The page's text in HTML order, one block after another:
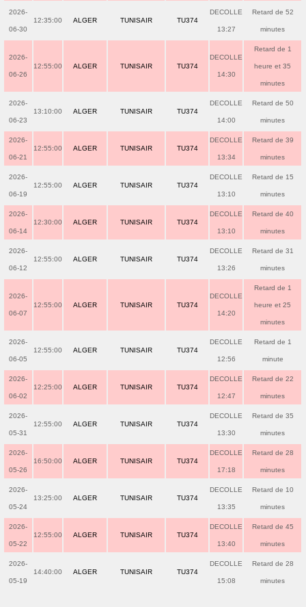
2026-
06-30
12:35:00 ALGER TUNISAIR TU374
DECOLLE
13:27
Retard de 52
minutes
2026-
06-26
12:55:00 ALGER TUNISAIR TU374
DECOLLE
14:30
Retard de 1
heure et 35
minutes
2026-
06-23
13:10:00 ALGER TUNISAIR TU374
DECOLLE
14:00
Retard de 50
minutes
2026-
06-21
12:55:00 ALGER TUNISAIR TU374
DECOLLE
13:34
Retard de 39
minutes
2026-
06-19
12:55:00 ALGER TUNISAIR TU374
DECOLLE
13:10
Retard de 15
minutes
2026-
06-14
12:30:00 ALGER TUNISAIR TU374
DECOLLE
13:10
Retard de 40
minutes
2026-
06-12
12:55:00 ALGER TUNISAIR TU374
DECOLLE
13:26
Retard de 31
minutes
2026-
06-07
12:55:00 ALGER TUNISAIR TU374
DECOLLE
14:20
Retard de 1
heure et 25
minutes
2026-
06-05
12:55:00 ALGER TUNISAIR TU374
DECOLLE
12:56
Retard de 1
minute
2026-
06-02
12:25:00 ALGER TUNISAIR TU374
DECOLLE
12:47
Retard de 22
minutes
2026-
05-31
12:55:00 ALGER TUNISAIR TU374
DECOLLE
13:30
Retard de 35
minutes
2026-
05-26
16:50:00 ALGER TUNISAIR TU374
DECOLLE
17:18
Retard de 28
minutes
2026-
05-24
13:25:00 ALGER TUNISAIR TU374
DECOLLE
13:35
Retard de 10
minutes
2026-
05-22
12:55:00 ALGER TUNISAIR TU374
DECOLLE
13:40
Retard de 45
minutes
2026-
05-19
14:40:00 ALGER TUNISAIR TU374
DECOLLE
15:08
Retard de 28
minutes